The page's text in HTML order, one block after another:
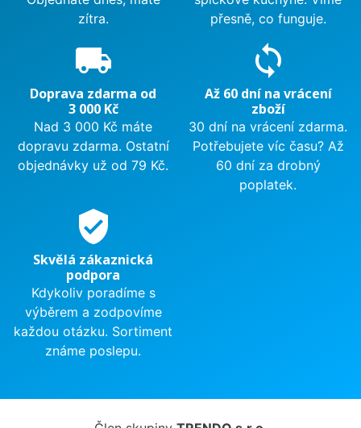
zítra.
přesně, co funguje.
local_shipping
Doprava zdarma od
3 000 Kč
Nad 3 000 Kč máte
dopravu zdarma. Ostatní
objednávky už od 79 Kč.
sync
Až 60 dní na vrácení
zboží
30 dní na vrácení zdarma.
Potřebujete víc času? Až
60 dní za drobný
poplatek.
verified_user
Skvělá zákaznická
podpora
Kdykoliv poradíme s
výběrem a zodpovíme
každou otázku. Sortiment
známe poslepu.